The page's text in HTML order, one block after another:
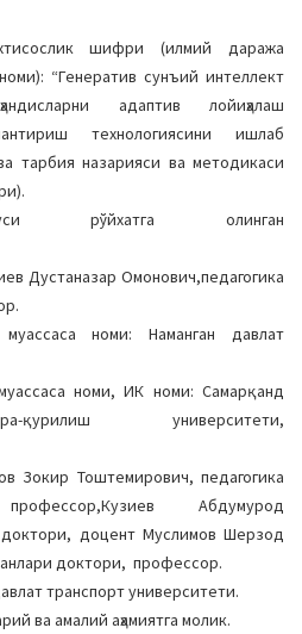
шифри (илмий даража
“Генератив сунъий интеллект
адаптив лойиҳалаш
технологиясини ишлаб
тарбия назарияси ва методикаси
рўйхатга олинган
Дустаназар Омонович,педагогика
номи: Наманган давлат
номи, ИК номи: Самарқанд
қурилиш университети,
Зокир Тоштемирович, педагогика
Абдумурод
доктори, доцент Муслимов Шерзод
доктори, профессор.
транспорт университети.
ва амалий аҳамиятга молик.